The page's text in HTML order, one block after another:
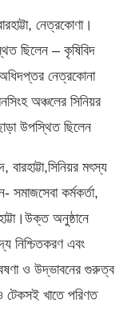
নেত্রকোণা।
ছিলেন – কৃষিবিদ
নেত্রকোনা
অঞ্চলের সিনিয়র
উপস্থিত ছিলেন
মৎস্য
কর্মকর্তা,
অনুষ্ঠানে
নিশ্চিতকরণ এবং
ও উদ্ভাবনের গুরুত্ব
খাতে পরিণত